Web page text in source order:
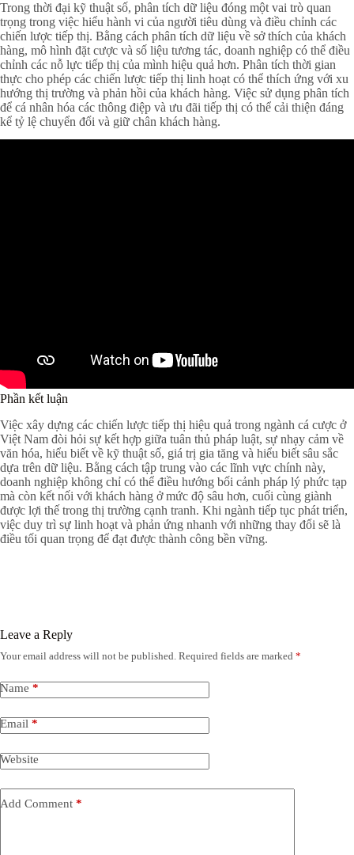
Trong thời đại kỹ thuật số, phân tích dữ liệu đóng một vai trò quan
trọng trong việc hiểu hành vi của người tiêu dùng và điều chỉnh các
chiến lược tiếp thị. Bằng cách phân tích dữ liệu về sở thích của khách
hàng, mô hình đặt cược và số liệu tương tác, doanh nghiệp có thể điều
chỉnh các nỗ lực tiếp thị của mình hiệu quả hơn. Phân tích thời gian
thực cho phép các chiến lược tiếp thị linh hoạt có thể thích ứng với xu
hướng thị trường và phản hồi của khách hàng. Việc sử dụng phân tích
để cá nhân hóa các thông điệp và ưu đãi tiếp thị có thể cải thiện đáng
kể tỷ lệ chuyển đổi và giữ chân khách hàng.
Phần kết luận
Việc xây dựng các chiến lược tiếp thị hiệu quả trong ngành cá cược ở
Việt Nam đòi hỏi sự kết hợp giữa tuân thủ pháp luật, sự nhạy cảm về
văn hóa, hiểu biết về kỹ thuật số, giá trị gia tăng và hiểu biết sâu sắc
dựa trên dữ liệu. Bằng cách tập trung vào các lĩnh vực chính này,
doanh nghiệp không chỉ có thể điều hướng bối cảnh pháp lý phức tạp
mà còn kết nối với khách hàng ở mức độ sâu hơn, cuối cùng giành
được lợi thế trong thị trường cạnh tranh. Khi ngành tiếp tục phát triển,
việc duy trì sự linh hoạt và phản ứng nhanh với những thay đổi sẽ là
điều tối quan trọng để đạt được thành công bền vững.
Leave a Reply
Your email address will not be published. Required fields are marked *
Name *
Email *
Website
Add Comment *